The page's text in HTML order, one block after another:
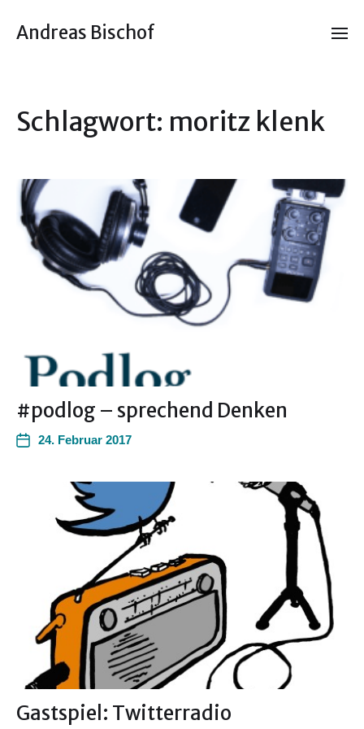
Andreas Bischof
Schlagwort: moritz klenk
#podlog – sprechend Denken
24. Februar 2017
Gastspiel: Twitterradio